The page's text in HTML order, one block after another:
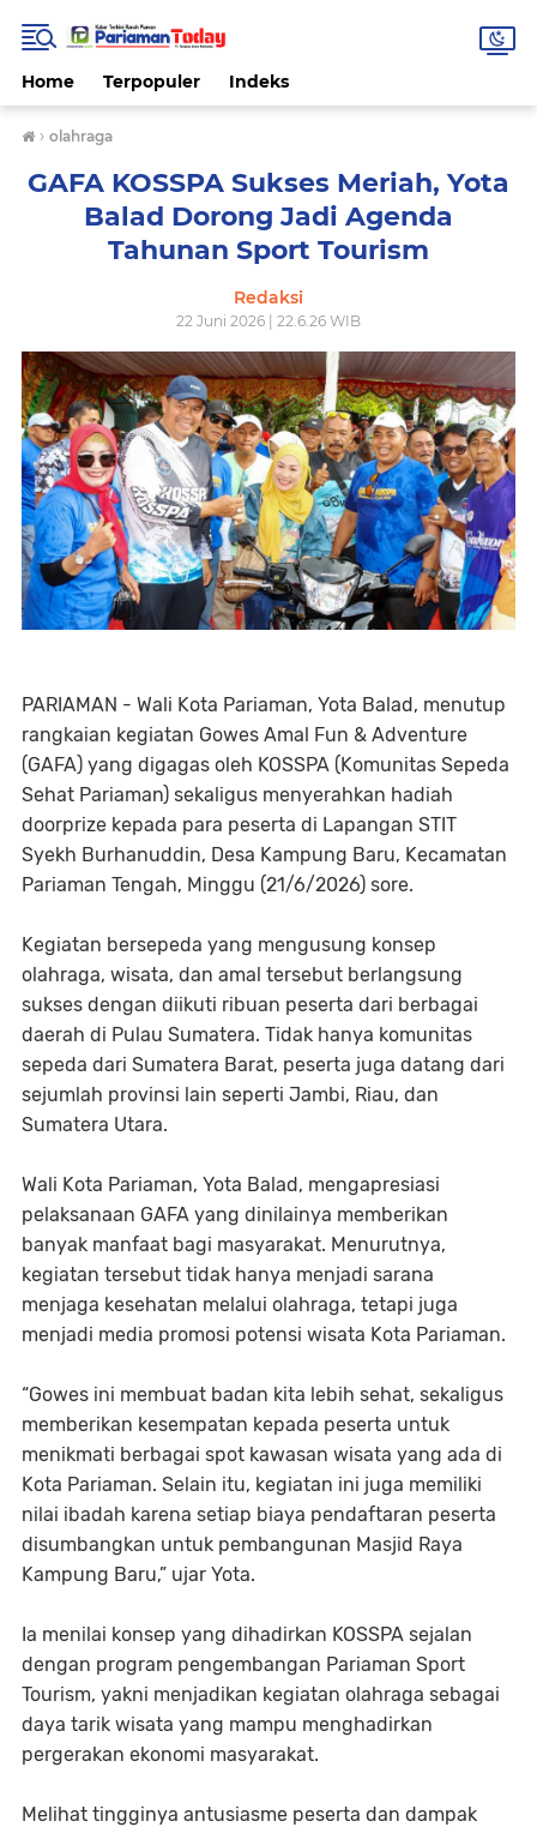
Home Terpopuler Indeks
› olahraga
GAFA KOSSPA Sukses Meriah, Yota
Balad Dorong Jadi Agenda
Tahunan Sport Tourism
Redaksi
22 Juni 2026 | 22.6.26 WIB
PARIAMAN - Wali Kota Pariaman, Yota Balad, menutup
rangkaian kegiatan Gowes Amal Fun & Adventure
(GAFA) yang digagas oleh KOSSPA (Komunitas Sepeda
Sehat Pariaman) sekaligus menyerahkan hadiah
doorprize kepada para peserta di Lapangan STIT
Syekh Burhanuddin, Desa Kampung Baru, Kecamatan
Pariaman Tengah, Minggu (21/6/2026) sore.
Kegiatan bersepeda yang mengusung konsep
olahraga, wisata, dan amal tersebut berlangsung
sukses dengan diikuti ribuan peserta dari berbagai
daerah di Pulau Sumatera. Tidak hanya komunitas
sepeda dari Sumatera Barat, peserta juga datang dari
sejumlah provinsi lain seperti Jambi, Riau, dan
Sumatera Utara.
Wali Kota Pariaman, Yota Balad, mengapresiasi
pelaksanaan GAFA yang dinilainya memberikan
banyak manfaat bagi masyarakat. Menurutnya,
kegiatan tersebut tidak hanya menjadi sarana
menjaga kesehatan melalui olahraga, tetapi juga
menjadi media promosi potensi wisata Kota Pariaman.
“Gowes ini membuat badan kita lebih sehat, sekaligus
memberikan kesempatan kepada peserta untuk
menikmati berbagai spot kawasan wisata yang ada di
Kota Pariaman. Selain itu, kegiatan ini juga memiliki
nilai ibadah karena setiap biaya pendaftaran peserta
disumbangkan untuk pembangunan Masjid Raya
Kampung Baru,” ujar Yota.
Ia menilai konsep yang dihadirkan KOSSPA sejalan
dengan program pengembangan Pariaman Sport
Tourism, yakni menjadikan kegiatan olahraga sebagai
daya tarik wisata yang mampu menghadirkan
pergerakan ekonomi masyarakat.
Melihat tingginya antusiasme peserta dan dampak